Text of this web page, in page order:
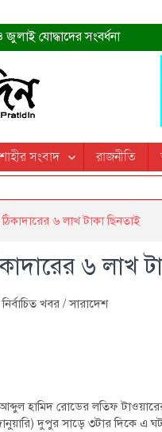
যোদ্ধাদের সংবর্ধনা
ডা. শফিকুর রহমান
উদ্বোধন করলেন প্রধানমন্ত্রী
অ্যাসিস্টে সান্তোস
প্রধান হলেন
শ্রদ্ধার সাথে স্মরণ করবে:
সংবাদ রাজনীতি
৬ লাখ টাকা ছিনতাই
৬ লাখ
নির্বাচিত খবর /সারাদেশ
হামিদ রোডের লতিফ
দুপুর সাড়ে ৩টার দিকে এ